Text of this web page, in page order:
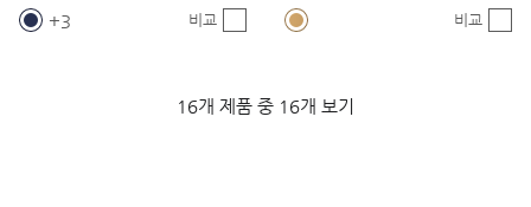
3 비교 비교
16개 제품 중 16개 보기